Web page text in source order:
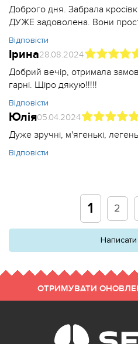
Доброго дня. Забрала
ДУЖЕ задоволена. Вони
Відповісти
Ірина28.08.2024
Добрий вечір, отримала
гарні. Щіро дякую!!!!!
Відповісти
Юлія05.04.2024
Дуже зручні, м'ягенькі,
Відповісти
1 2
Написати
ОТРИМУВАТИ